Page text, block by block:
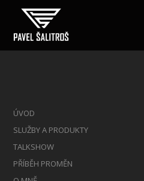
ÚVOD
SLUŽBY A PRODUKTY
TALKSHOW
PŘÍBĚH PROMĚN